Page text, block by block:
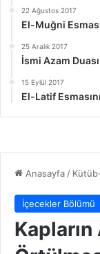
22 Ağustos 2017
El-Muğni
25 Aralık 2017
İsmi Azam
15 Eylül 2017
El-Latif